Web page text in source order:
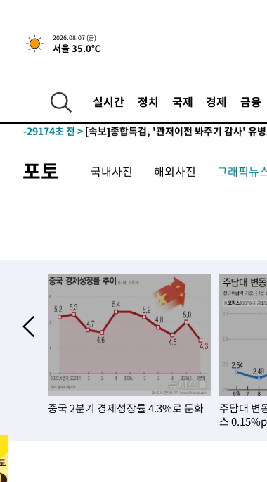
2026.08.07 (금)
서울 35.0℃
실시간 정치 국제 경제 금융
-8110초 전 >[속보] 뉴욕증시, 일제 하락 마감…나스닥
25.3%↑
-29308초 전 >
[속보]'채상병 순직 책임' 임성근, 항소심도
-29174초 전 >
-25774초 전 > 민주 콩고 에볼라환자 4천명 돌파, 4053명 발
-24218초 전 >
"미 전국적 살모네라 식중독 원인은 멕시코
-22731초 전 >[속보]경찰·노동부, HL만도 평택사업장 끼
-22149초 전 >[속보]코스닥, 5.95포인트(0.74%) 상승한
-22117초 전 >
[속보]코스피, 6300선 재탈환…1.09% 오른
-19282초 전 >
시리아 다마스쿠스 교외에서 미니버스 폭발
태
-18580초 전 > 입추에도 극한더위…서울 낮 39도 '폭염중대
-13544초 전 >
이란, 호르무즈서 "적국 목표물들"과 대치로
례 큰 폭발음
-12259초 전 >[속보]美, 폴리실리콘 수입 규제…파생제품
-10410초 전 >
[속보]트럼프, 美 원정출산 금지 행정명령 서
-8110초 전 >[속보] 뉴욕증시, 일제 하락 마감…나스닥
[속보] 7월 중국 수출 23.9%↑ 수입
포토 국내사진 해외사진 그래픽뉴
중국 2분기 경제성장률 4.3%로 둔화
주담대 변
스